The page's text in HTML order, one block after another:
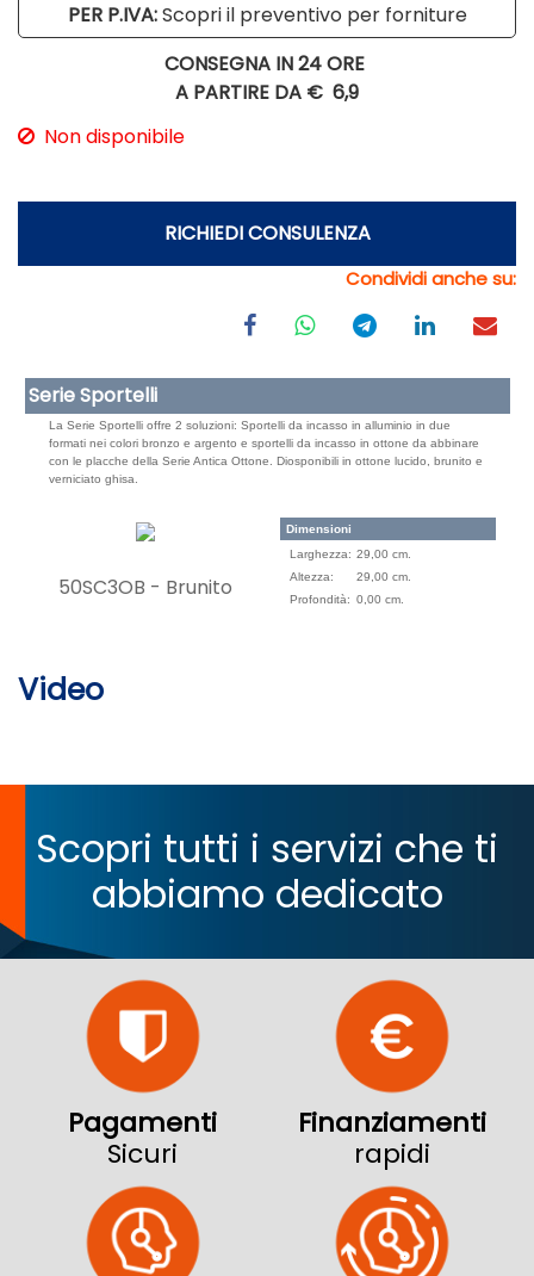
PER P.IVA:Scopri il preventivo per forniture
CONSEGNA IN 24 ORE
A PARTIRE DA € 6,9
Non disponibile
RICHIEDI CONSULENZA
Condividi anche su:
Serie Sportelli
La Serie Sportelli offre 2 soluzioni: Sportelli da incasso in alluminio in due
formati nei colori bronzo e argento e sportelli da incasso in ottone da abbinare
con le placche della Serie Antica Ottone. Diosponibili in ottone lucido, brunito e
verniciato ghisa.
50SC3OB - Brunito
Dimensioni
Larghezza: 29,00 cm.
Altezza:
29,00 cm.
Profondità: 0,00 cm.
Video
Scopri tutti i servizi che ti
abbiamo dedicato
Pagamenti
Sicuri
Finanziamenti
rapidi